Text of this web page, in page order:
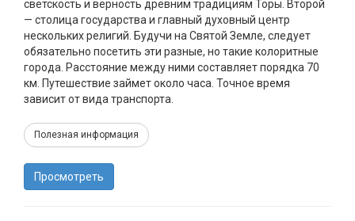
светскость и верность древним традициям Торы. Второй
— столица государства и главный духовный центр
нескольких религий. Будучи на Святой Земле, следует
обязательно посетить эти разные, но такие колоритные
города. Расстояние между ними составляет порядка 70
км. Путешествие займет около часа. Точное время
зависит от вида транспорта.
Полезная информация
Просмотреть